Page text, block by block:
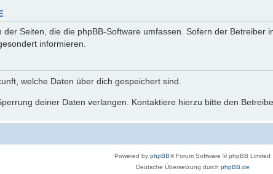
Seiten, die die phpBB-Software umfassen. Sofern der
informieren.
welche Daten über dich gespeichert sind.
deiner Daten verlangen. Kontaktiere hierzu bitte den
Powered by phpBB® Forum Software © phpBB Limited
Deutsche Übersetzung durch phpBB.de